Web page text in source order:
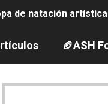
de natación
Brodido desbancan
2026 - Etapa 5
League 2026
🏈ASH